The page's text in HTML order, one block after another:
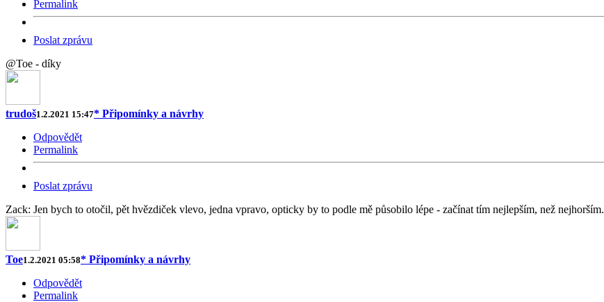
Permalink
Poslat zprávu
@Toe - díky
trudoš1.2.2021 15:47* Připomínky a návrhy
Odpovědět
Permalink
Poslat zprávu
Zack: Jen bych to otočil, pět hvězdiček vlevo, jedna vpravo, opticky by to podle mě působilo lépe - začínat tím nejlepším, než nejhorším.
Toe1.2.2021 05:58* Připomínky a návrhy
Odpovědět
Permalink